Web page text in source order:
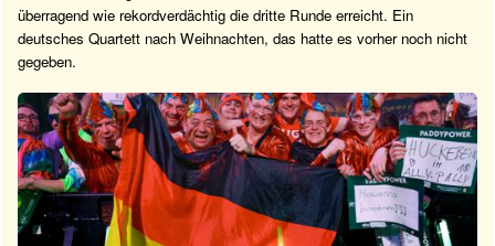
überragend wie rekordverdächtig die dritte Runde erreicht. Ein
deutsches Quartett nach Weihnachten, das hatte es vorher noch nicht
gegeben.